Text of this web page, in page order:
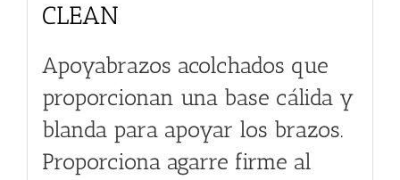
CLEAN
Apoyabrazos acolchados que
proporcionan una base cálida y
blanda para apoyar los brazos.
Proporciona agarre firme al